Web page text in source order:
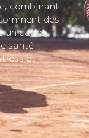
combinant
des
un cadre
santé
et